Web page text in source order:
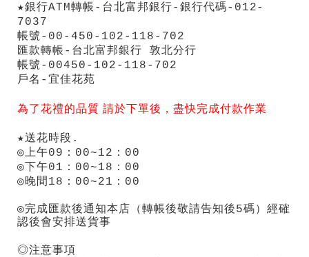
★銀行ATM轉帳-台北富邦銀行-銀行代碼-012-
7037
帳號-00-450-102-118-702
匯款轉帳-台北富邦銀行 敦北分行
帳號-00450-102-118-702
戶名-宜佳花苑
為了花禮的品質 請於下單後，盡快完成付款作業
★送花時段.
◎上午09：00~12：00
◎下午01：00~18：00
◎晚間18：00~21：00
◎完成匯款後通知本店（轉帳後敬請告知後5碼） 經確
認後會安排送貨事
◎注意事項